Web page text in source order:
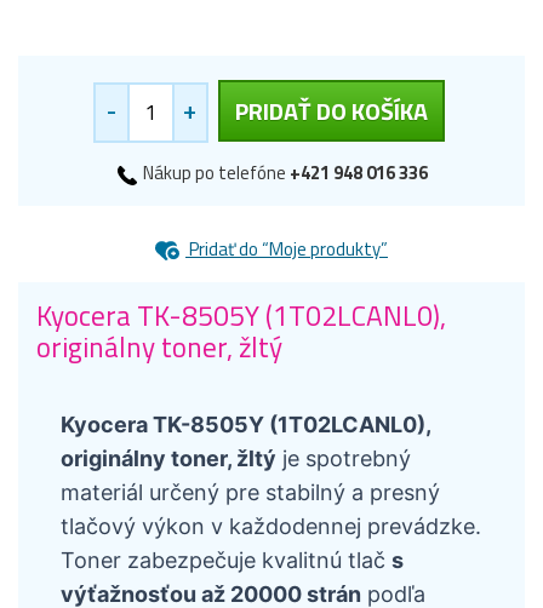
- + PRIDAŤ DO KOŠÍKA
Nákup po telefóne +421 948 016 336
Pridať do “Moje produkty”
Kyocera TK-8505Y (1T02LCANL0),
originálny toner, žltý
Kyocera TK-8505Y (1T02LCANL0),
originálny toner, žltý je spotrebný
materiál určený pre stabilný a presný
tlačový výkon v každodennej prevádzke.
Toner zabezpečuje kvalitnú tlač s
výťažnosťou až 20000 strán podľa